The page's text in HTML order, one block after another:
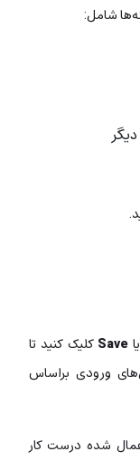
شامل:
یاSaveکلیک کنید تا
ورودی براساس
شده درست کار